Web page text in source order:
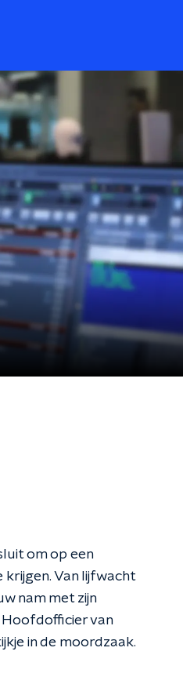
om op een
Van lijfwacht
nam met zijn
Hoofdofficier van
in de moordzaak.